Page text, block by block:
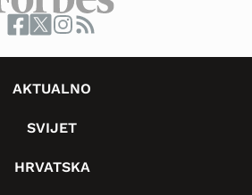
AKTUALNO
SVIJET
HRVATSKA